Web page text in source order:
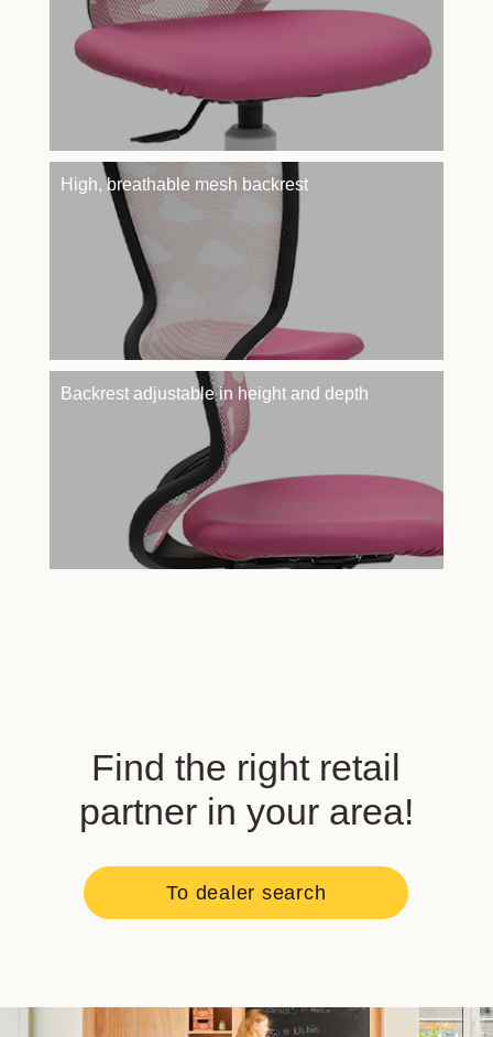
High, breathable mesh backrest
Backrest adjustable in height and depth
Find the right retail
partner in your area!
To dealer search